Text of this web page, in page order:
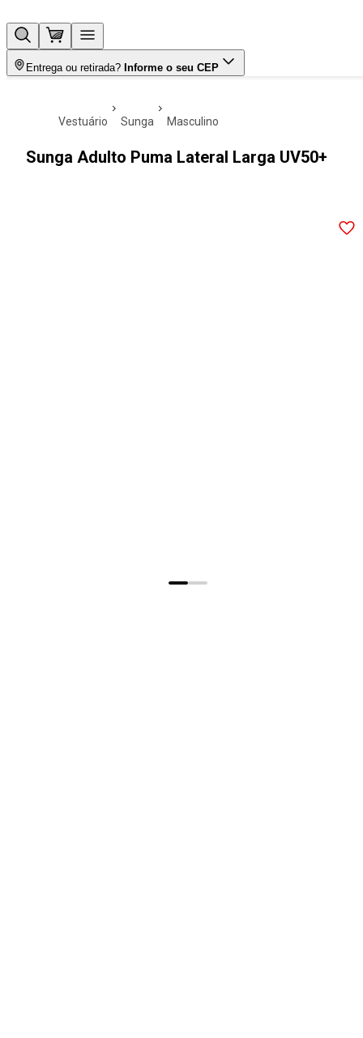
Entrega ou retirada? Informe o seu CEP
vestuário sunga masculino
Sunga Adulto Puma Lateral Larga UV50+